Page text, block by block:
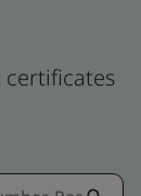
certificates